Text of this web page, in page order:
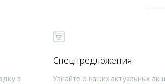
в
Спецпредложения
Узнайте о наших актуальных